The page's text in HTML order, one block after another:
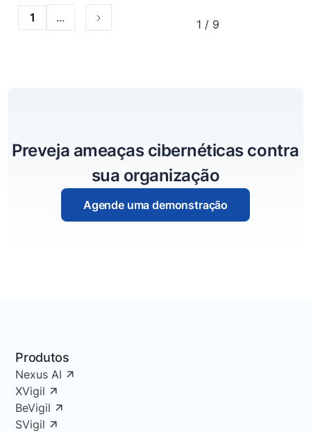
1 ... 1 / 9
Preveja ameaças cibernéticas contra
sua organização
Agende uma demonstração
Produtos
Nexus AI
XVigil
BeVigil
SVigil